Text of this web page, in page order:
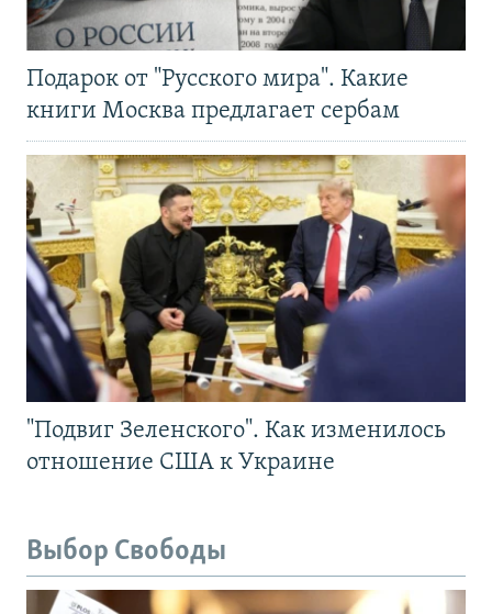
Подарок от "Русского мира". Какие
книги Москва предлагает сербам
"Подвиг Зеленского". Как изменилось
отношение США к Украине
Выбор Свободы